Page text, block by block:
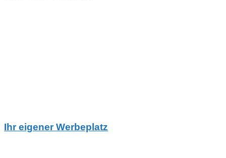
Ihr eigener Werbeplatz